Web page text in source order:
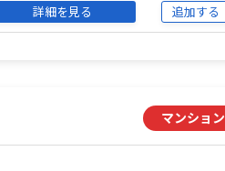
詳細を見る 追加する
マンション